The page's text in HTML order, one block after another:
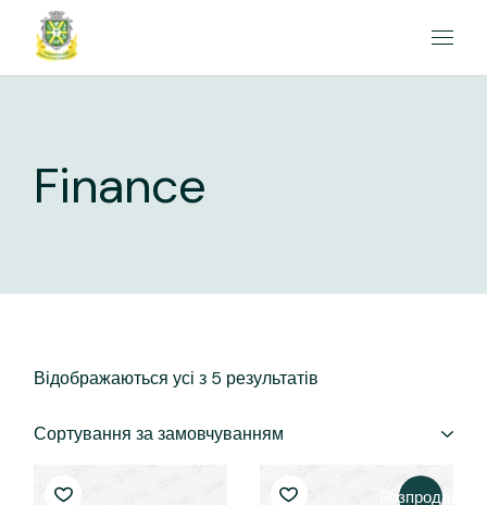
Перейти
вмісту
Finance
Відображаються усі з 5 результатів
Сортування за замовчуванням
Розпродаж